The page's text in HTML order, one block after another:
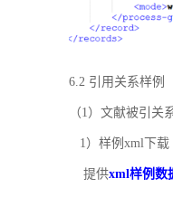
6.2 引用关系样例
（1）文献被引关
1）样例xml下载
提供xml样例数